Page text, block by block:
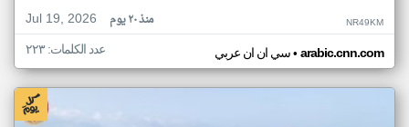
Jul 19, 2026
منذ ٢٠ يوم NR49KM
سي ان ان عربي• arabic.cnn.com عدد الكلمات: ٢٢٣